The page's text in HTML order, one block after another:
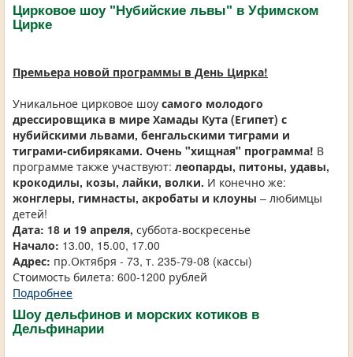
Цирковое шоу "Нубийские львы" в Уфимском
Цирке
Премьера новой программы в День Цирка!
Уникальное цирковое шоу самого молодого
дрессировщика в мире Хамады Кута (Египет) с
нубийскими львами, бенгальскими тиграми и
тиграми-сибиряками. Очень "хищная" программа! В
программе также участвуют: леопарды, питоны, удавы,
крокодилы, козы, лайки, волки. И конечно же:
жонглеры, гимнасты, акробаты и клоуны – любимцы
детей!
Дата: 18 и 19 апреля, суббота-воскресенье
Начало: 13.00, 15.00, 17.00
Адрес: пр.Октября - 73, т. 235-79-08 (кассы)
Стоимость билета: 600-1200 рублей
Подробнее
Шоу дельфинов и морских котиков в
Дельфинарии